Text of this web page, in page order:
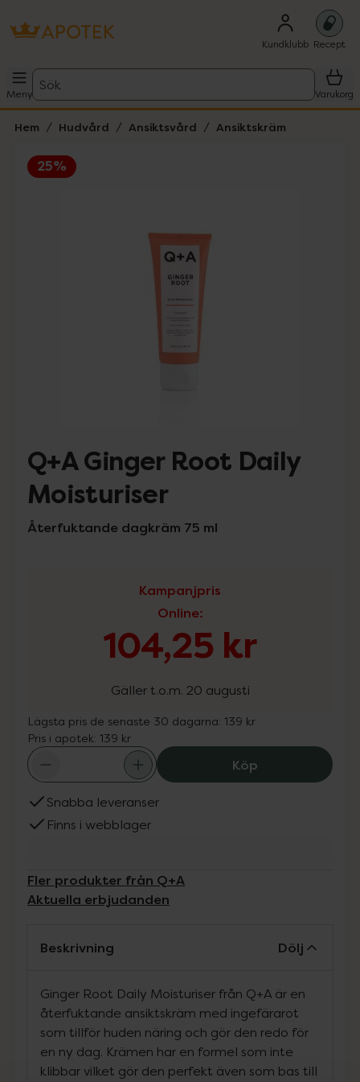
Kundklubb Recept
Meny
Sök
Varukorg
Hem Hudvård Ansiktsvård Ansiktskräm
25%
Q+A Ginger Root Daily
Moisturiser
Återfuktande dagkräm 75 ml
Kampanjpris
Online:
104,25 kr
Gäller t.o.m. 20 augusti
Lägsta pris de senaste 30 dagarna: 139 kr
Pris i apotek: 139 kr
KöpQ+A Ginger
Snabba leveranser
Finns i webblager
Fler produkter från Q+A
Aktuella erbjudanden
Beskrivning Dölj
Ginger Root Daily Moisturiser från Q+A är en
återfuktande ansiktskräm med ingefärarot
som tillför huden näring och gör den redo för
en ny dag. Krämen har en formel som inte
klibbar vilket gör den perfekt även som bas till